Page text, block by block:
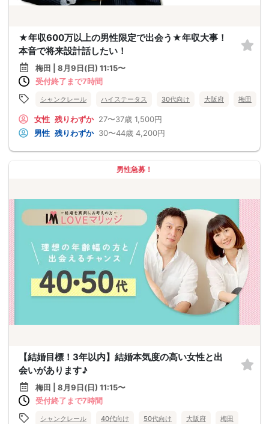
★年収600万以上の男性限定で出会う★年収大事！
本音で将来設計話したい！
梅田 | 8月9日(日) 11:15〜
受付終了まで7時間
シャンクレール ハイステータス 30代向け 大阪府 梅田
女性 残りわずか 27〜37歳 1,500円
男性 残りわずか 30〜44歳 4,200円
男性急募！
【結婚目標！3年以内】結婚本気度の高い女性と出
会いがあります♪
梅田 | 8月9日(日) 11:15〜
受付終了まで7時間
シャンクレール 40代向け 50代向け 大阪府 梅田